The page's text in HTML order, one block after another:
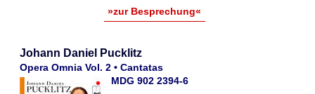
»zur Besprechung«
Johann Daniel Pucklitz
Opera Omnia Vol. 2 • Cantatas
MDG 902 2394-6